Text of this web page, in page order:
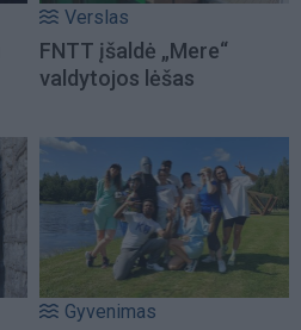
Verslas
FNTT įšaldė „Mere“
valdytojos lėšas
Gyvenimas